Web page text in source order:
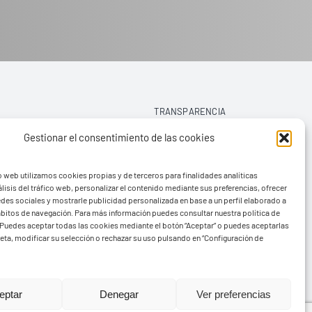
Gestionar el consentimiento de las cookies
web utilizamos cookies propias y de terceros para finalidades analíticas
del tráfico web, personalizar el contenido mediante sus preferencias, ofrecer
sociales y mostrarle publicidad personalizada en base a un perfil elaborado a
de navegación. Para más información puedes consultar nuestra política de
Puedes aceptar todas las cookies mediante el botón “Aceptar” o puedes aceptarlas
modificar su selección o rechazar su uso pulsando en “Configuración de
Denegar Ver preferencias
TRANSPARENCIA
AVISO LEGAL
POLÍTICA DE PRIVACIDAD
POLÍTICA DE COOKIES (UE)